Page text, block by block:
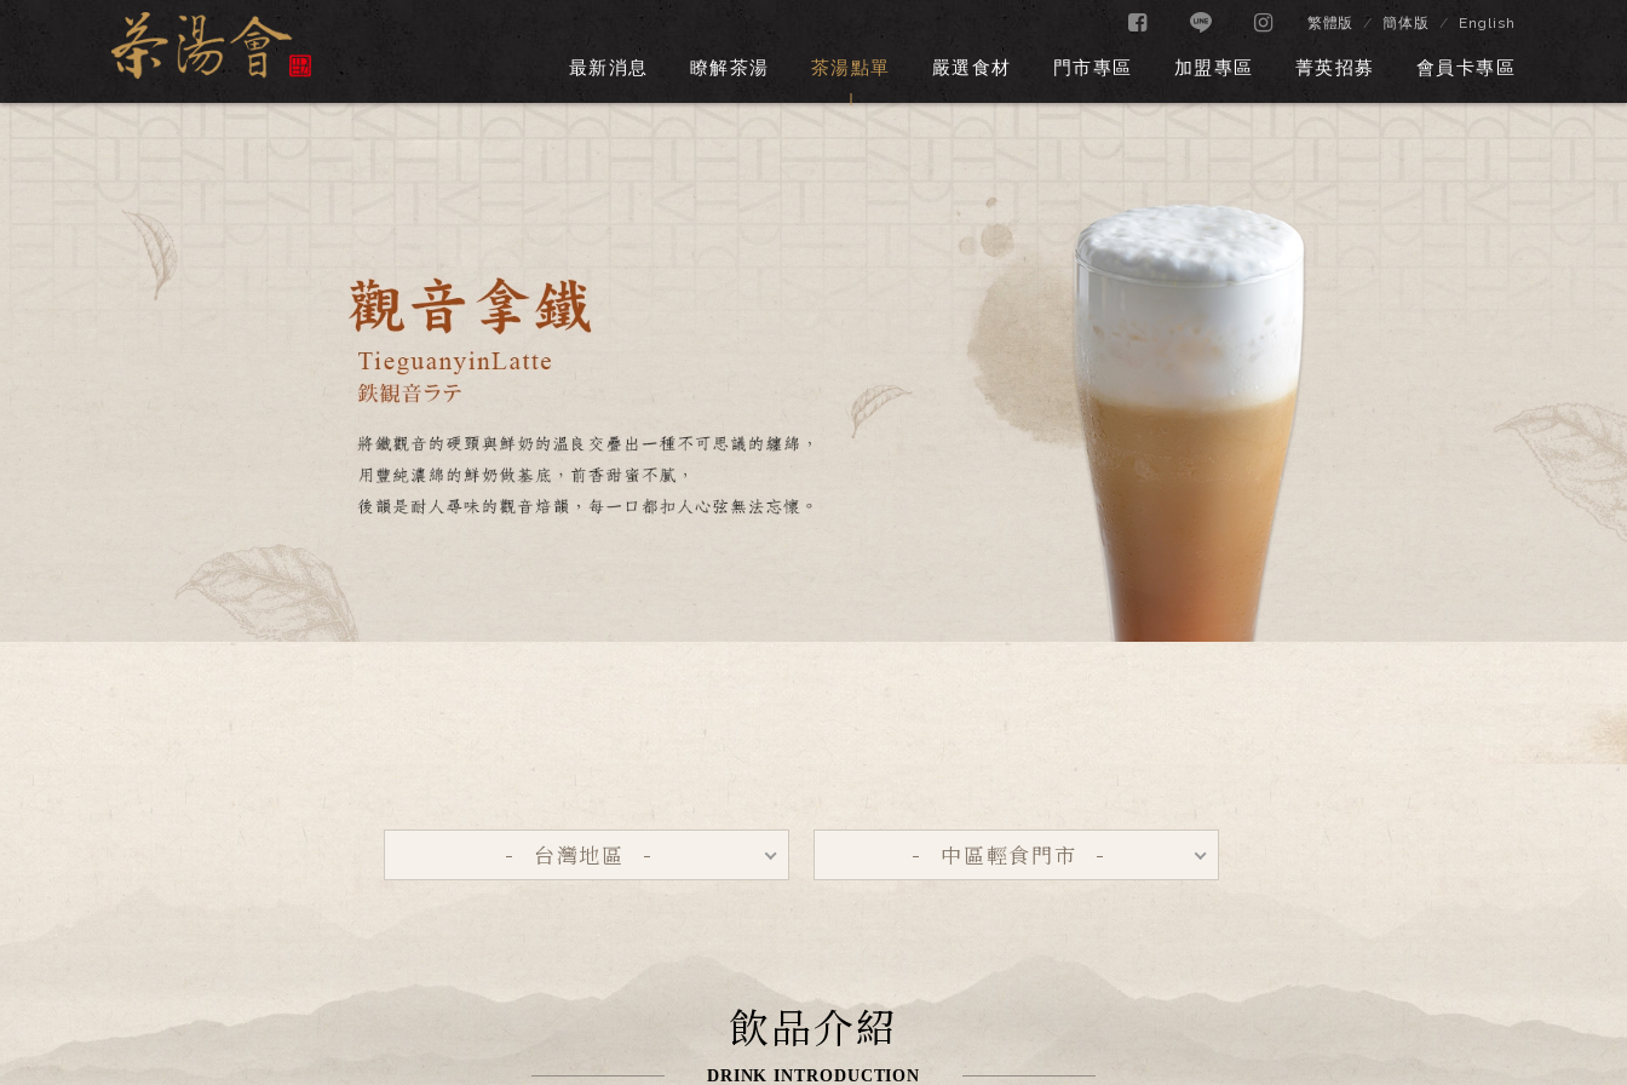
繁體版 簡体版 English
最新消息 瞭解茶湯 茶湯點單 嚴選食材 門市專區 加盟專區 菁英招募 會員卡專區
台灣地區 中區輕食門市
飲品介紹
DRINK INTRODUCTION